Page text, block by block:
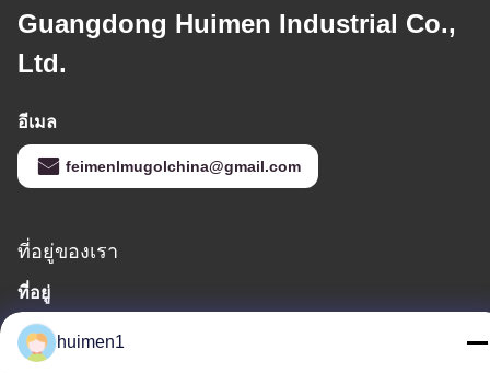
Guangdong Huimen Industrial Co.,
Ltd.
อีเมล
feimenlmugolchina@gmail.com
ที่อยู่ของเรา
ที่อยู่
เลขที่ 1-3 ถนนสุ่ยหนิ่วผู่ หมู่บ้านหยงซิง เขตไป๋หยุน เมืองกวางโจว
มณฑลกวางตุ้ง ประเทศจีน
huimen1